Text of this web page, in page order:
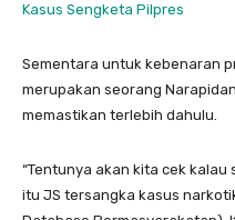
Kasus Sengketa Pilpres
Sementara untuk kebenaran
merupakan seorang
memastikan terlebih dahulu.
“Tentunya akan kita cek
itu JS tersangka kasus